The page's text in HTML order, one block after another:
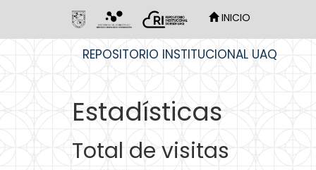
INICIO
REPOSITORIO INSTITUCIONAL UAQ
Estadísticas
Total de visitas